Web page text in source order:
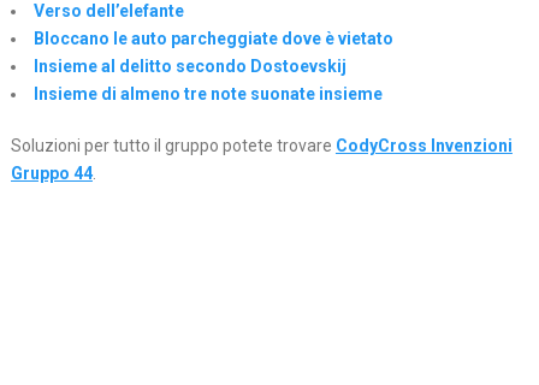
Verso dell’elefante
Bloccano le auto parcheggiate dove è vietato
Insieme al delitto secondo Dostoevskij
Insieme di almeno tre note suonate insieme
Soluzioni per tutto il gruppo potete trovare CodyCross Invenzioni
Gruppo 44.